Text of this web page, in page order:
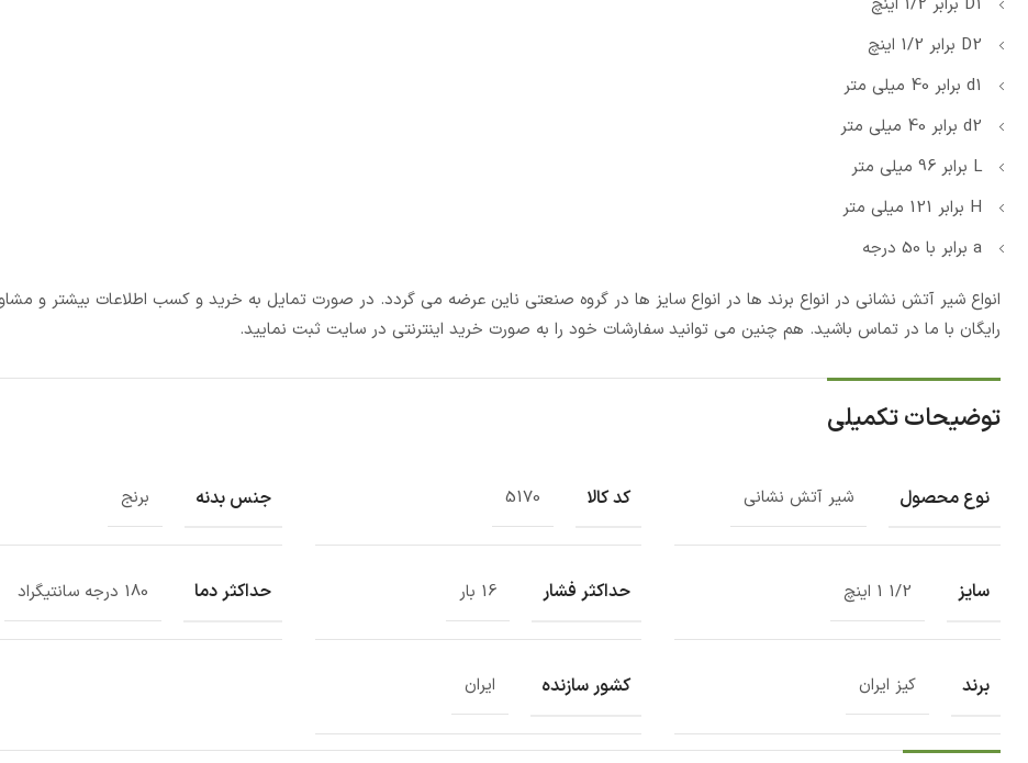
D2 برابر 1/2 اینچ
d1 برابر 40 میلی متر
d2 برابر 40 میلی متر
L برابر 96 میلی متر
H برابر 121 میلی متر
a برابر با 50 درجه
انواع شیر آتش نشانی در انواع برند ها در انواع سایز ها در گروه صنعتی ناین عرضه می گردد. در صورت تمایل به خرید و کسب اطلاعات بیشتر و
رایگان با ما در تماس باشید. هم چنین می توانید سفارشات خود را به صورت خرید اینترنتی در سایت ثبت نمایید.
توضیحات تکمیلی
نوع محصول شیر آتش نشانی کد کالا 5170 جنس بدنه برنج
سایز 1/2 1 اینچ حداکثر فشار 16 بار حداکثر دما 180 درجه سانتیگراد
برند کیز ایران کشور سازنده ایران